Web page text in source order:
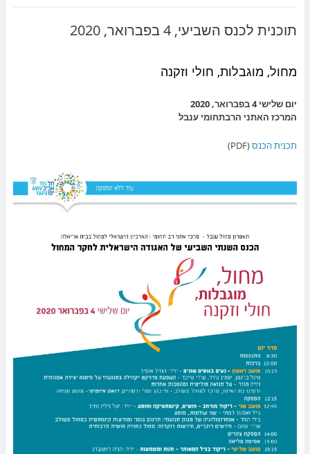
תוכנית לכנס השביעי, 4 בפברואר, 2020
מחול, מוגבלות, חולי וזקנה
יום שלישי 4 בפברואר, 2020
המרכז האתני הרבתחומי ענבל
תכנית הכנס(PDF)